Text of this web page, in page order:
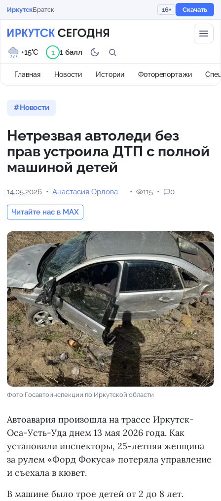
ИркутскБратск 16+ Скачать
Главная Новости Истории Фоторепортажи
+15°C 1 1 балл
Новости
Нетрезвая автоледи без
прав устроила ДТП с полной
машиной детей
14.05.2026 Анастасия Орлова
Читайте нас в MAX
115 0
Фото Госавтоинспекции по Иркутской области
Автоавария произошла на трассе Иркутск-
Оса-Усть-Уда днем 13 мая 2026 года. Как
установили инспекторы, 25-летняя женщина
за рулем «Форд Фокуса» потеряла управление
и съехала в кювет.
В машине было трое детей от 2 до 8 лет.